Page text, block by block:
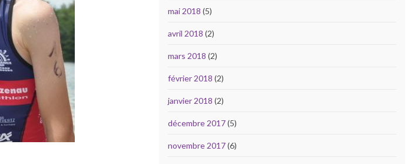
mai 2018 (5)
avril 2018 (2)
mars 2018 (2)
février 2018 (2)
janvier 2018 (2)
décembre 2017(5)
novembre 2017(6)